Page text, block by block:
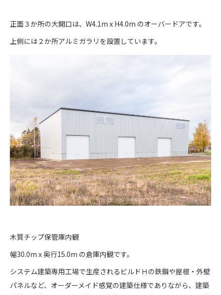
正面３か所の大開口は、W4.1m x H4.0m のオーバードアです。
上側には２か所アルミガラリを設置しています。
木質チップ保管庫内観
幅30.0m x 奥行15.0m の倉庫内観です。
システム建築専用工場で生産されるビルドＨの鉄鋼や屋根・外壁
パネルなど、オーダーメイド感覚の建築仕様でありながら、建築